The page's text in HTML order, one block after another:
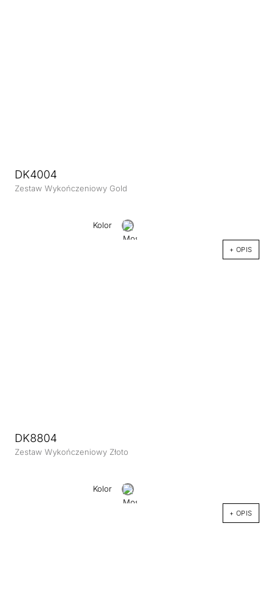
DK4004
Zestaw Wykończeniowy Gold
Kolor
+ OPIS
DK8804
Zestaw Wykończeniowy Złoto
Kolor
+ OPIS